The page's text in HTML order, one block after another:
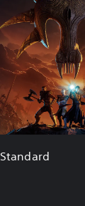
Standard